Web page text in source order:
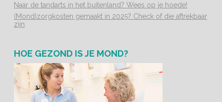
Naar de tandarts in het buitenland? Wees op je hoede!
(Mond)zorgkosten gemaakt in 2025? Check of die aftrekbaar
zijn
HOE GEZOND IS JE MOND?